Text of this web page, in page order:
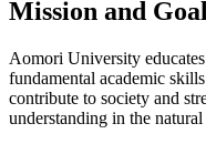
Mission and
Aomori University
fundamental academic
contribute to society and
understanding in the